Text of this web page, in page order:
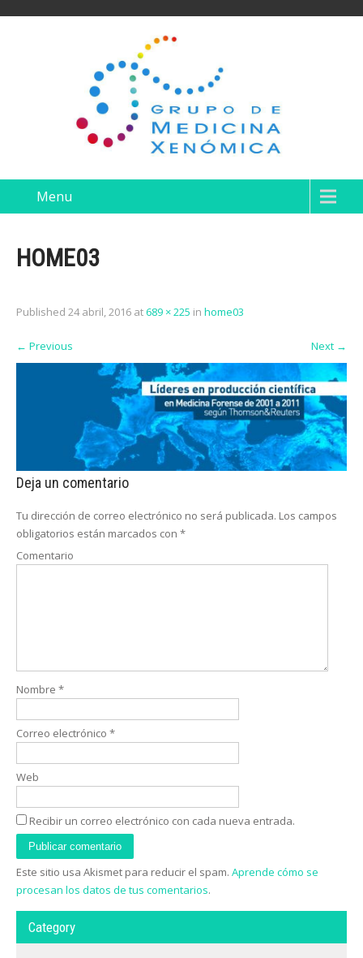
Menu
HOME03
Published 24 abril, 2016 at689 × 225 in home03
← Previous Next →
Deja un comentario
Tu dirección de correo electrónico no será publicada. Los campos
obligatorios están marcados con *
Comentario
Nombre *
Correo electrónico *
Web
Recibir un correo electrónico con cada nueva entrada.
Este sitio usa Akismet para reducir el spam. Aprende cómo se
procesan los datos de tus comentarios.
Category